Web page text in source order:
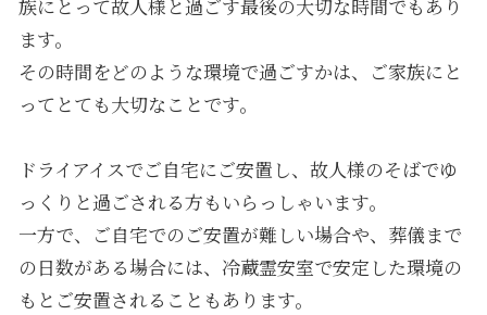
族にとって故人様と過ごす最後の大切な時間でもあり
ます。
その時間をどのような環境で過ごすかは、ご家族にと
ってとても大切なことです。
ドライアイスでご自宅にご安置し、故人様のそばでゆ
っくりと過ごされる方もいらっしゃいます。
一方で、ご自宅でのご安置が難しい場合や、葬儀まで
の日数がある場合には、冷蔵霊安室で安定した環境の
もとご安置されることもあります。